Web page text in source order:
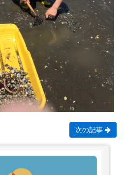
次の記事